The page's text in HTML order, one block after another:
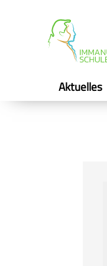
Aktuelles